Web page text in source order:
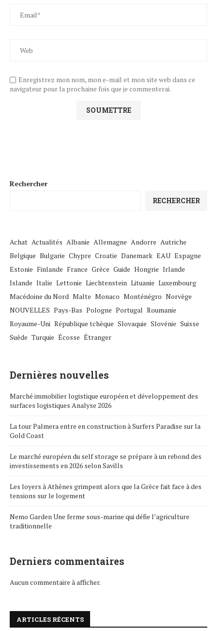
Enregistrez mon nom, mon e-mail et mon site web dans ce
navigateur pour la prochaine fois que je commenterai.
Rechercher
RECHERCHER
Achat Actualités Albanie Allemagne Andorre Autriche
Belgique Bulgarie Chypre Croatie Danemark EAU Espagne
Estonie Finlande France Grèce Guide Hongrie Irlande
Islande Italie Lettonie Liechtenstein Lituanie Luxembourg
Macédoine du Nord Malte Monaco Monténégro Norvège
NOUVELLES Pays-Bas Pologne Portugal Roumanie
Royaume-Uni République tchèque Slovaquie Slovénie Suisse
Suède Turquie Écosse Étranger
Dernières nouvelles
Marché immobilier logistique européen et développement des
surfaces logistiques Analyse 2026
La tour Palmera entre en construction à Surfers Paradise sur la
Gold Coast
Le marché européen du self storage se prépare à un rebond des
investissements en 2026 selon Savills
Les loyers à Athènes grimpent alors que la Grèce fait face à des
tensions sur le logement
Nemo Garden Une ferme sous-marine qui défie l’agriculture
traditionnelle
Derniers commentaires
Aucun commentaire à afficher.
ARTICLES RÉCENTS